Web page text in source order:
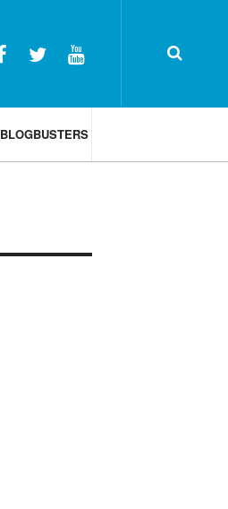
BLOGBUSTERS